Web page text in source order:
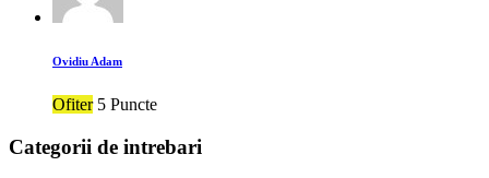
Ovidiu Adam
Ofiter 5 Puncte
Categorii de intrebari